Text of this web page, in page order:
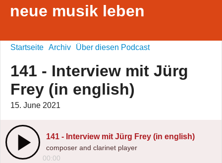
neue musik leben
Startseite Archiv Über diesen Podcast
141 - Interview mit Jürg
Frey (in english)
15. June 2021
141 - Interview mit Jürg Frey (in english)
composer and clarinet player
00:00